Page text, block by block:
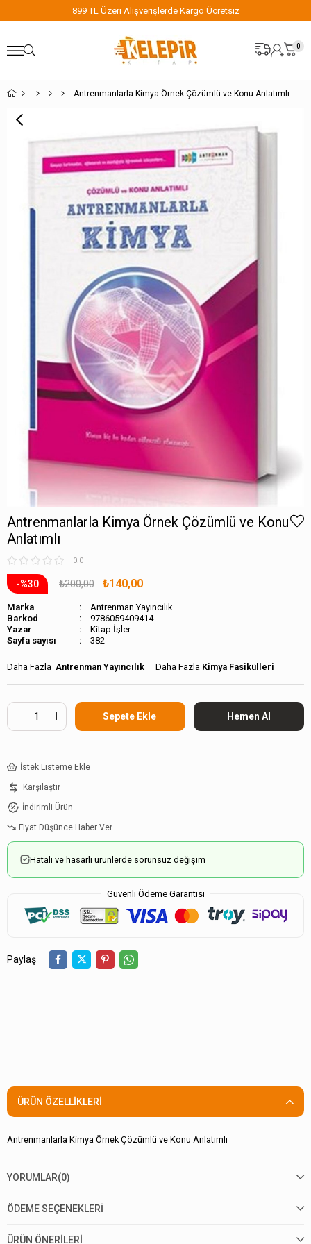
899 TL Üzeri Alışverişlerde Kargo Ücretsiz
0
Antrenmanlarla Kimya Örnek Çözümlü ve Konu Anlatımlı
Antrenmanlarla Kimya Örnek Çözümlü ve Konu
Anlatımlı
0.0
30 ₺200,00 ₺140,00
Marka
Antrenman Yayıncılık
Barkod
9786059409414
Kitap İşler
Sayfa sayısı
382
Antrenman Yayıncılık Kimya Fasikülleri
İstek Listeme Ekle
Karşılaştır
İndirimli Ürün
Fiyat Düşünce Haber Ver
Hatalı ve hasarlı ürünlerde sorunsuz değişim
Güvenli Ödeme Garantisi
Paylaş
ÜRÜN ÖZELLIKLERI
Antrenmanlarla Kimya Örnek Çözümlü ve Konu Anlatımlı
YORUMLAR(0)
ÖDEME SEÇENEKLERI
ÜRÜN ÖNERILERI